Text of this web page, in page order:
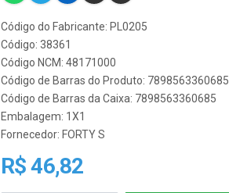
Código do Fabricante: PL0205
Código: 38361
Código NCM: 48171000
Código de Barras do Produto: 7898563360685
Código de Barras da Caixa: 7898563360685
Embalagem: 1X1
Fornecedor: FORTY S
R$ 46,82